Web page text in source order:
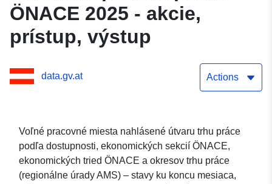
ÖNACE 2025 - akcie,
prístup, výstup
data.gv.at Actions
Voľné pracovné miesta nahlásené útvaru trhu práce
podľa dostupnosti, ekonomických sekcií ÖNACE,
ekonomických tried ÖNACE a okresov trhu práce
(regionálne úrady AMS) – stavy ku koncu mesiaca,